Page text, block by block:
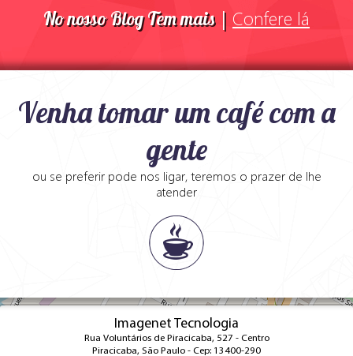
No nosso Blog Tem mais | Confere lá
Venha tomar um café com a
gente
ou se preferir pode nos ligar, teremos o prazer de lhe
atender
Imagenet Tecnologia
Rua Voluntários de Piracicaba, 527 - Centro
Piracicaba, São Paulo - Cep: 13400-290